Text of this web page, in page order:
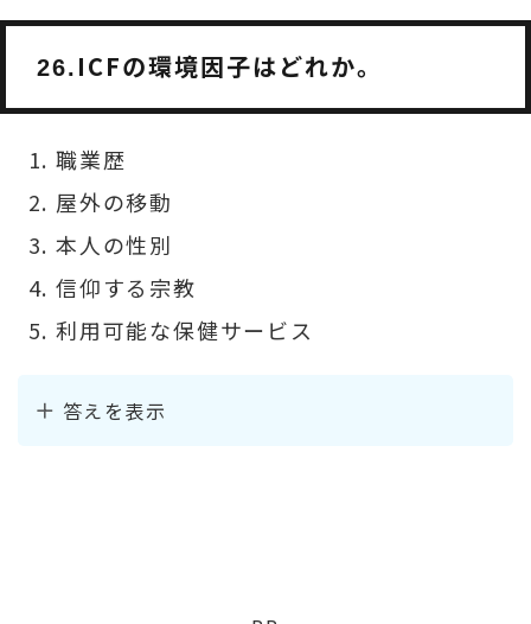
26. ICFの環境因子はどれか。
職業歴
屋外の移動
本人の性別
信仰する宗教
利用可能な保健サービス
答えを表示